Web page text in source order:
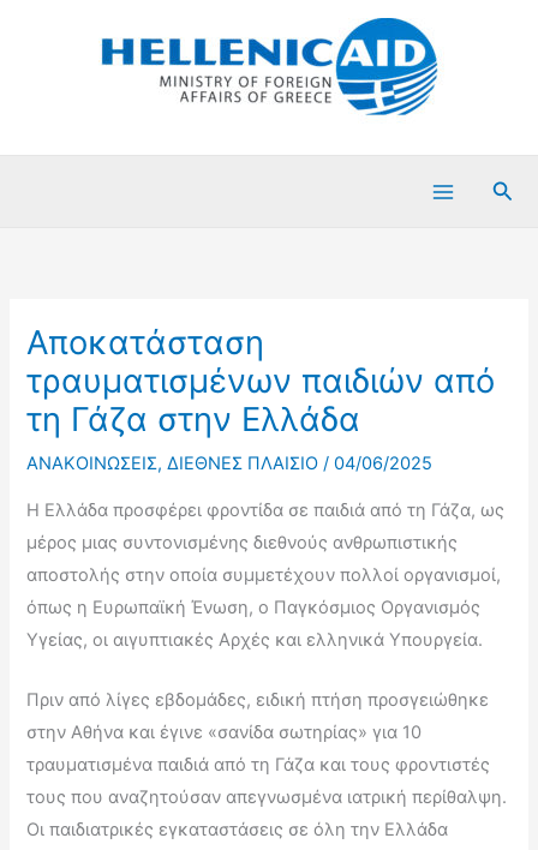
Αποκατάσταση
τραυματισμένων παιδιών από
τη Γάζα στην Ελλάδα
ΑΝΑΚΟΙΝΩΣΕΙΣ,ΔΙΕΘΝΕΣ ΠΛΑΙΣΙΟ /04/06/2025
Η Ελλάδα προσφέρει φροντίδα σε παιδιά από τη Γάζα, ως
μέρος μιας συντονισμένης διεθνούς ανθρωπιστικής
αποστολής στην οποία συμμετέχουν πολλοί οργανισμοί,
όπως η Ευρωπαϊκή Ένωση, ο Παγκόσμιος Οργανισμός
Υγείας, οι αιγυπτιακές Αρχές και ελληνικά Υπουργεία.
Πριν από λίγες εβδομάδες, ειδική πτήση προσγειώθηκε
στην Αθήνα και έγινε «σανίδα σωτηρίας» για 10
τραυματισμένα παιδιά από τη Γάζα και τους φροντιστές
τους που αναζητούσαν απεγνωσμένα ιατρική περίθαλψη.
Οι παιδιατρικές εγκαταστάσεις σε όλη την Ελλάδα